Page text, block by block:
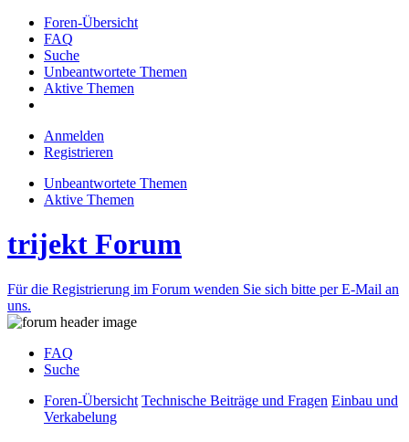
Foren-Übersicht
FAQ
Suche
Unbeantwortete Themen
Aktive Themen
Anmelden
Registrieren
Unbeantwortete Themen
Aktive Themen
trijekt Forum
Für die Registrierung im Forum wenden Sie sich bitte per E-Mail an
uns.
FAQ
Suche
Foren-Übersicht Technische Beiträge und Fragen Einbau und
Verkabelung